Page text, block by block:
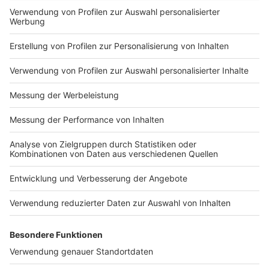
Impressum
Nutzungsbedingungen
Jobs
Presse
Werben
Archiv
ANTENNE BAYERN GROUP
Kontakt
Studio-Hotline
Verkehrs-Hotline
Newsletter